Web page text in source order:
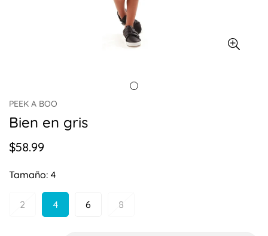
PEEK A BOO
Bien en gris
Precio
$58.99
Tamaño: 4
2Variante
4Variante
6Variante
8Variante